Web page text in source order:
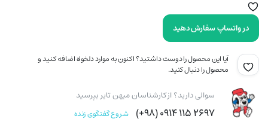
در واتساپ سفارش دهید
آیا این محصول را دوست داشتید؟ اکنون به موارد دلخواه اضافه کنید و
محصول را دنبال کنید.
سوالی دارید؟ از کارشناسان میهن تایر بپرسید
۲۶۹۷ ۱۱۵ ۰۹۱۴ (۹۸+) شروع گفتگوی زنده